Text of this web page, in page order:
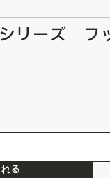
2026/7/23
リーズ フ
る